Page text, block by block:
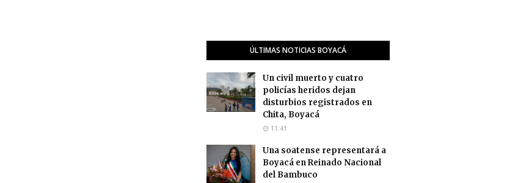
ÚLTIMAS NOTICIAS BOYACÁ
Un civil muerto y cuatro
policías heridos dejan
disturbios registrados en
Chita, Boyacá
11:41
Una soatense representará a
Boyacá en Reinado Nacional
del Bambuco